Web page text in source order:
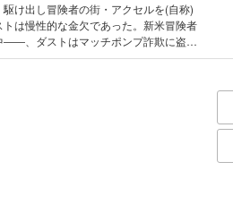
駆け出し冒険者の街・アクセルを(自称)
は慢性的な金欠であった。新米冒険者
――、ダストはマッチポンプ詐欺に盗品
する等、今日もアクセルの街で金策に
魔バニルより「面白い未来が訪れる」
、めぐみん、ダクネス、ゆんゆん、
、セナ――『このすば』原作人気キャ
視点で綴る、ちょっぴりHな外伝が新
定書き下ろし短編『アクアを観察』を